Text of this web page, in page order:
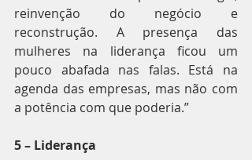
reinvenção do negócio e
reconstrução. A presença das
mulheres na liderança ficou um
pouco abafada nas falas. Está na
agenda das empresas, mas não com
a potência com que poderia.”
5 – Liderança